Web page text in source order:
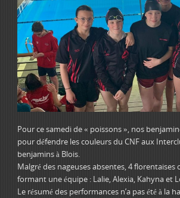
Pour ce samedi de « poissons », nos
pour défendre les couleurs du CNF aux
benjamins à Blois.
Malgré des nageuses absentes, 4 florentaises
formant une équipe : Lalie, Alexia, Kahyna et
Le résumé des performances n’a pas été à la